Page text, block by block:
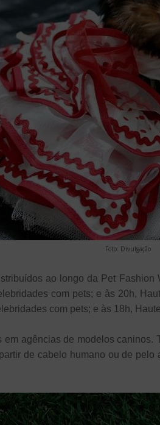
Foto: Divulgação
ao longo da Pet
com pets; e às 20h,
com pets; e às 18h,
em agências de modelos
de cabelo humano ou de